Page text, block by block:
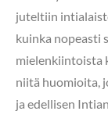
juteltiin
kuinka nopeasti
mielenkiintoista
niitä huomioita,
ja edellisen